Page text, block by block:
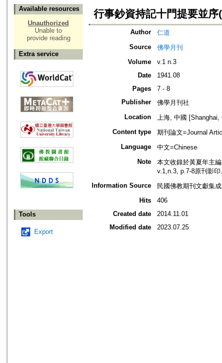
Available resources
Unauthorized
Unable to
provide reading
Extra service
Tools
Export
行事鈔資持記十門提要並序
Author
仁道
Source
佛學月刊
Volume
v.1 n.3
Date
1941.08
Pages
7 - 8
Publisher
佛學月刊社
Location
上海, 中國 [Shanghai,
Content type
期刊論文=Journal
Language
中文=Chinese
Note
本文收錄於黃夏年主
v.1,n.3, p.7-8原刊影印
Information Source
民國佛教期刊文獻集
Hits
406
Created date
2014.11.01
Modified date
2023.07.25